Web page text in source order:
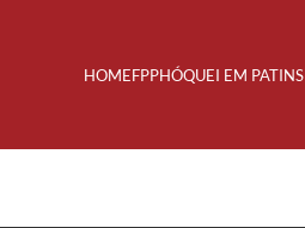
HOMEFPPHÓQUEI EM PATINS